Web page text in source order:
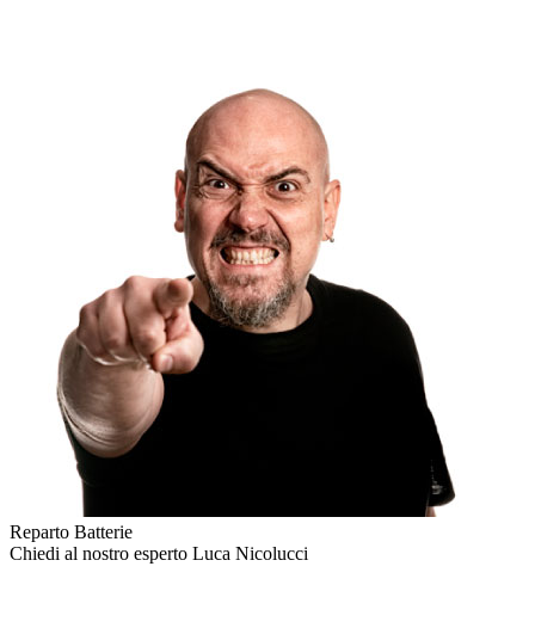
Reparto Batterie
Chiedi al nostro esperto Luca Nicolucci